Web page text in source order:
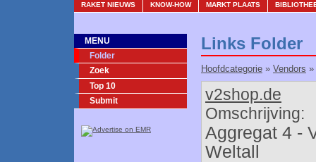
RAKET NIEUWS KNOW-HOW MARKT PLAATS
MENU
Folder
Zoek
Top 10
Submit
Links Folder
Hoofdcategorie » Vendors »
v2shop.de
Omschrijving:
Aggregat 4 -
Weltall